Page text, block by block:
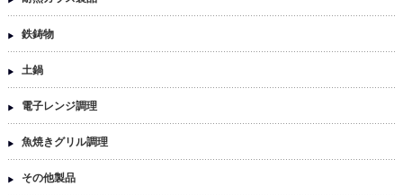
鉄鋳物
土鍋
電子レンジ調理
魚焼きグリル調理
その他製品